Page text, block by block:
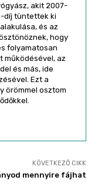
akit 2007-
díj tüntettek ki
és az
hogy
folyamatosan
működésével, az
és más, ide
Ezt a
örömmel osztom
KÖVETKEZŐ CIKK
mennyire fájhat